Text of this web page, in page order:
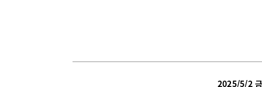
2025/5/2